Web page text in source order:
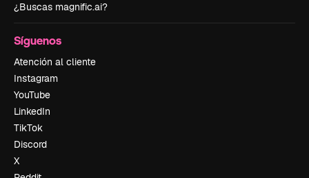
¿Buscas magnific.ai?
Síguenos
Atención al cliente
Instagram
YouTube
LinkedIn
TikTok
Discord
X